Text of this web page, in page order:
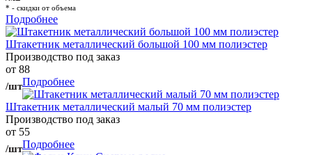
* - скидки от объема
Подробнее
Штакетник металлический большой 100 мм полиэстер
Производство под заказ
от 88
/штПодробнее
Штакетник металлический малый 70 мм полиэстер
Производство под заказ
от 55
/штПодробнее